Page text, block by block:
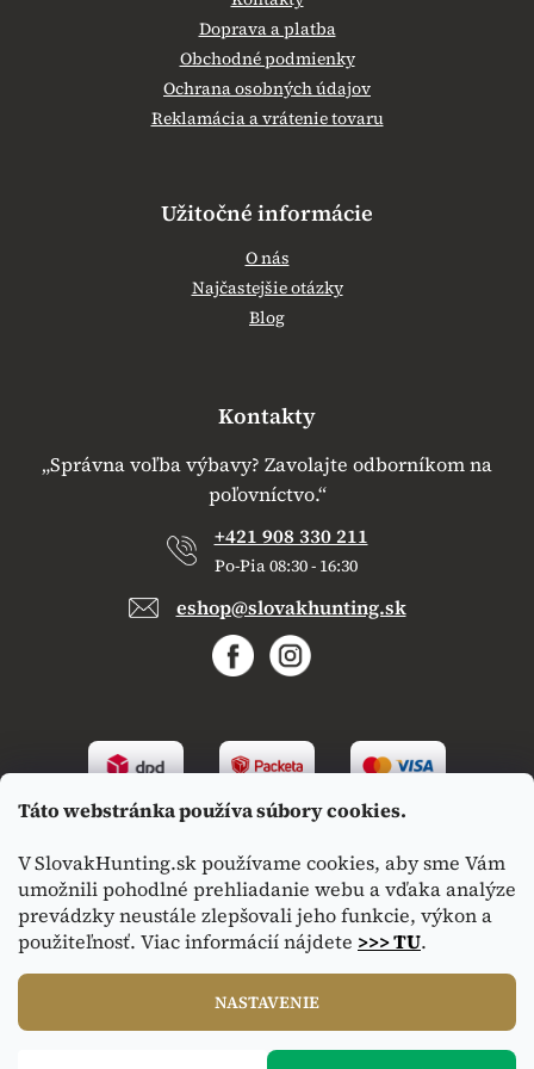
Táto webstránka používa súbory cookies.
V SlovakHunting.sk používame cookies, aby sme Vám
umožnili pohodlné prehliadanie webu a vďaka analýze
prevádzky neustále zlepšovali jeho funkcie, výkon a
použiteľnosť. Viac informácií nájdete >>> TU.
NASTAVENIE
Doprava a platba
Obchodné podmienky
Ochrana osobných údajov
Reklamácia a vrátenie tovaru
Užitočné informácie
O nás
Najčastejšie otázky
Blog
Kontakty
„Správna voľba výbavy? Zavolajte odborníkom na
poľovníctvo.“
+421 908 330 211
Po-Pia 08:30 - 16:30
eshop@slovakhunting.sk
SlovakHunting.sk. Všetky práva vyhradené.